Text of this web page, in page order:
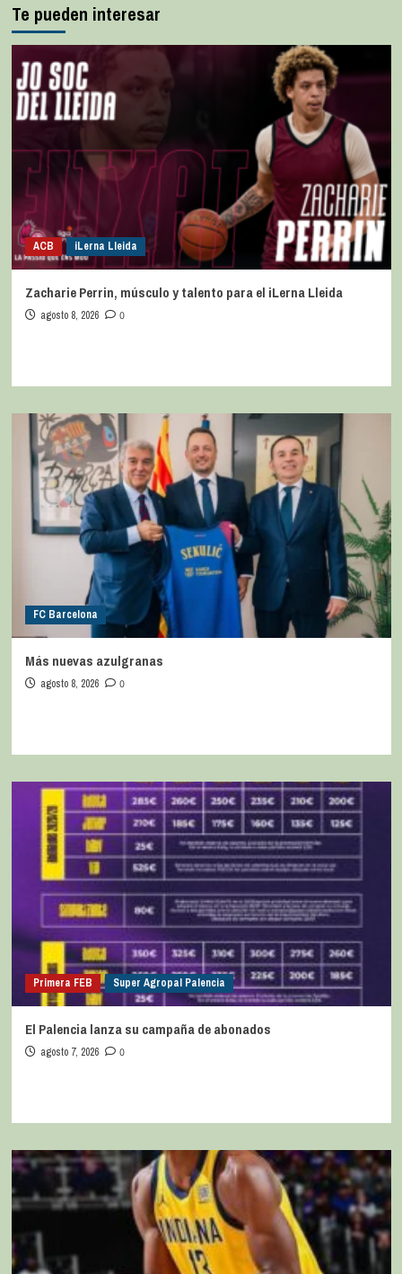
Te pueden interesar
ACB iLerna Lleida
Zacharie Perrin, músculo y talento para el iLerna Lleida
agosto 8, 2026 0
FC Barcelona
Más nuevas azulgranas
agosto 8, 2026 0
Primera FEB Super Agropal Palencia
El Palencia lanza su campaña de abonados
agosto 7, 2026 0